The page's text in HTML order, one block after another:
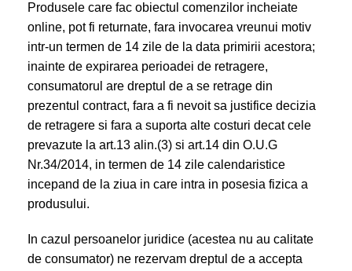
Produsele care fac obiectul comenzilor incheiate
online, pot fi returnate, fara invocarea vreunui motiv
intr-un termen de 14 zile de la data primirii acestora;
inainte de expirarea perioadei de retragere,
consumatorul are dreptul de a se retrage din
prezentul contract, fara a fi nevoit sa justifice decizia
de retragere si fara a suporta alte costuri decat cele
prevazute la art.13 alin.(3) si art.14 din O.U.G
Nr.34/2014, in termen de 14 zile calendaristice
incepand de la ziua in care intra in posesia fizica a
produsului.
In cazul persoanelor juridice (acestea nu au calitate
de consumator) ne rezervam dreptul de a accepta